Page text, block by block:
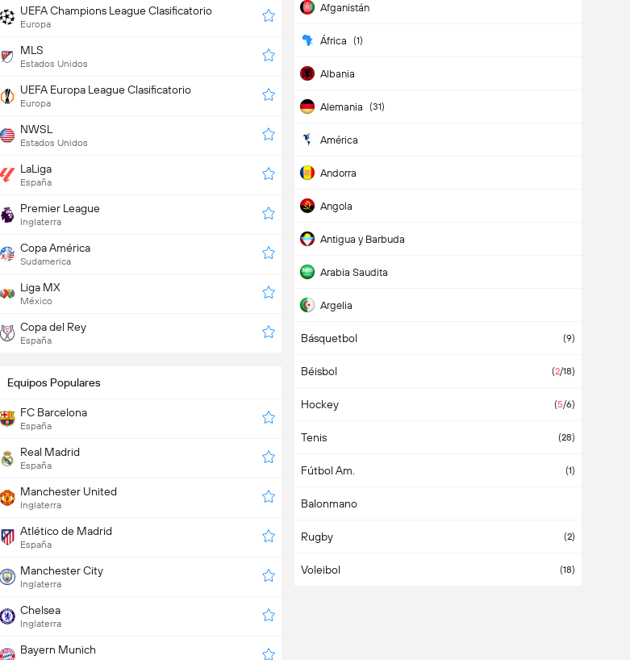
UEFA Champions League Clasificatorio
Europa
MLS
Estados Unidos
UEFA Europa League Clasificatorio
Europa
NWSL
Estados Unidos
LaLiga
España
Premier League
Inglaterra
Copa América
Sudamerica
Liga MX
México
Copa del Rey
España
Afganistán
África (1)
Albania
Alemania (31)
América
Andorra
Angola
Antigua y Barbuda
Arabia Saudita
Argelia
Argentina
Armenia
Aruba
Asia
Australia
Austria
Azerbaiyán
Bahamas
Básquetbol (9)
Béisbol (2/18)
Hockey (5/6)
Tenis (28)
Fútbol Am. (1)
Balonmano
Rugby (2)
Voleibol (18)
Equipos Populares
FC Barcelona
España
Real Madrid
España
Manchester United
Inglaterra
Atlético de Madrid
España
Manchester City
Inglaterra
Chelsea
Inglaterra
Bayern Munich